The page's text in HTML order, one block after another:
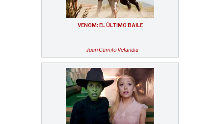
VENOM: EL ÚLTIMO BAILE
Juan Camilo Velandia